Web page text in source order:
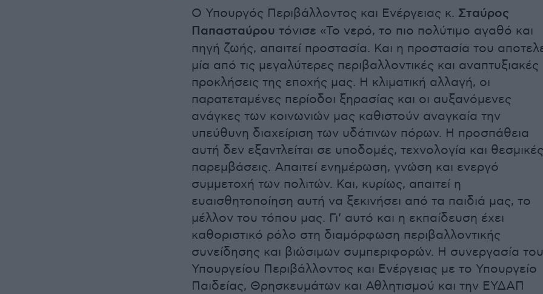
Ο Υπουργός Περιβάλλοντος και Ενέργειας κ. Σταύρος
Παπασταύρου τόνισε «Το νερό, το πιο πολύτιμο αγαθό και
πηγή ζωής, απαιτεί προστασία. Και η προστασία του
μία από τις μεγαλύτερες περιβαλλοντικές και αναπτυξιακές
προκλήσεις της εποχής μας. Η κλιματική αλλαγή, οι
παρατεταμένες περίοδοι ξηρασίας και οι αυξανόμενες
ανάγκες των κοινωνιών μας καθιστούν αναγκαία την
υπεύθυνη διαχείριση των υδάτινων πόρων. Η προσπάθεια
αυτή δεν εξαντλείται σε υποδομές, τεχνολογία και θεσμικές
παρεμβάσεις. Απαιτεί ενημέρωση, γνώση και ενεργό
συμμετοχή των πολιτών. Και, κυρίως, απαιτεί η
ευαισθητοποίηση αυτή να ξεκινήσει από τα παιδιά μας, το
μέλλον του τόπου μας. Γι’ αυτό και η εκπαίδευση έχει
καθοριστικό ρόλο στη διαμόρφωση περιβαλλοντικής
συνείδησης και βιώσιμων συμπεριφορών. Η συνεργασία του
Υπουργείου Περιβάλλοντος και Ενέργειας με το Υπουργείο
Παιδείας, Θρησκευμάτων και Αθλητισμού και την ΕΥΔΑΠ